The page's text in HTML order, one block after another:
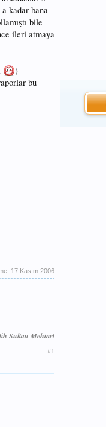
kadar bana
bile
ileri atmaya
)
bu
17 Kasım 2006
Sultan Mehmet
#1